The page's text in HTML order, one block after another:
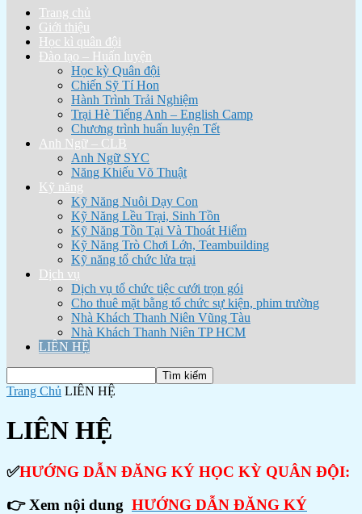
Trang chủ
Giới thiệu
Học kì quân đội
Đào tạo – Huấn luyện
Học kỳ Quân đội
Chiến Sỹ Tí Hon
Hành Trình Trải Nghiệm
Trại Hè Tiếng Anh – English Camp
Chương trình huấn luyện Tết
Anh Ngữ – CLB
Anh Ngữ SYC
Năng Khiếu Võ Thuật
Kỹ năng
Kỹ Năng Nuôi Dạy Con
Kỹ Năng Lều Trại, Sinh Tồn
Kỹ Năng Tồn Tại Và Thoát Hiểm
Kỹ Năng Trò Chơi Lớn, Teambuilding
Kỹ năng tổ chức lửa trại
Dịch vụ
Dịch vụ tổ chức tiệc cưới trọn gói
Cho thuê mặt bằng tổ chức sự kiện, phim trường
Nhà Khách Thanh Niên Vũng Tàu
Nhà Khách Thanh Niên TP HCM
LIÊN HỆ
Trang Chủ LIÊN HỆ
LIÊN HỆ
✅HƯỚNG DẪN ĐĂNG KÝ HỌC KỲ QUÂN ĐỘI:
👉 Xem nội dung HƯỚNG DẪN ĐĂNG KÝ